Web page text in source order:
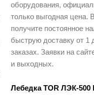
оборудования,
только выгодная цена.
получите постоянное
быструю доставку от 1
заказах. Заявки на
и выходных.
Лебедка TOR ЛЭК-500